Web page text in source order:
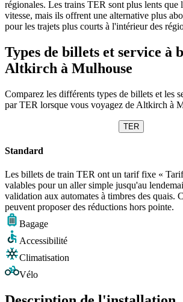
régionales. Les trains TER sont plus lents que
vitesse, mais ils offrent une alternative plus
pour les trajets plus courts à l'intérieur des
Types de billets et service à
Altkirch à Mulhouse
Comparez les différents types de billets et les
par TER lorsque vous voyagez de Altkirch à
TER
Standard
Les billets de train TER ont un tarif fixe «
valables pour un aller simple jusqu'au
validation aux automates à timbres des quais.
peuvent proposer des réductions hors pointe.
Bagage
Accessibilité
Climatisation
Vélo